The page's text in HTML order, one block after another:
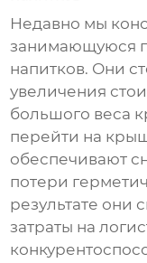
Недавно мы
занимающуюся
напитков. Они
увеличения
большого веса
перейти на
обеспечивают
потери
результате они
затраты на